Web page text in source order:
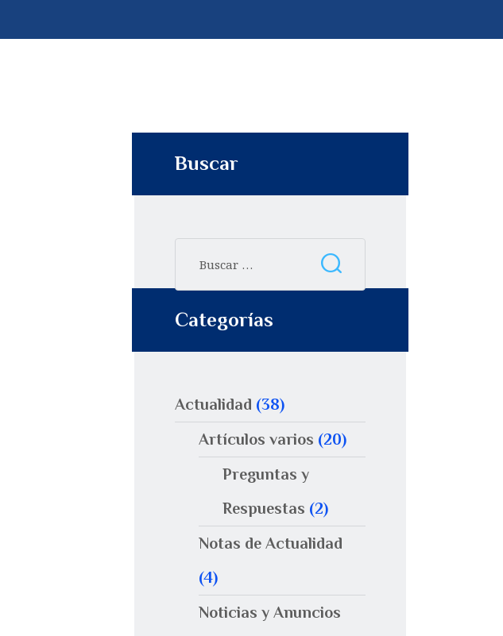
Buscar
Categorías
Actualidad (38)
Artículos varios (20)
Preguntas y
Respuestas (2)
Notas de Actualidad
(4)
Noticias y Anuncios
i